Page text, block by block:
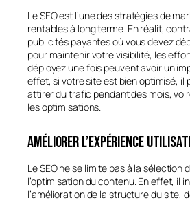
Le SEO est l’une des stratégies de
rentables à long terme. En réalit,
publicités payantes où vous devez
pour maintenir votre visibilité, les
déployez une fois peuvent avoir un
effet, si votre site est bien optimisé, il
attirer du trafic pendant des mois,
les optimisations.
Améliorer l’expérience
Le SEO ne se limite pas à la sélection
l’optimisation du contenu. En effet, il
l’amélioration de la structure du site,